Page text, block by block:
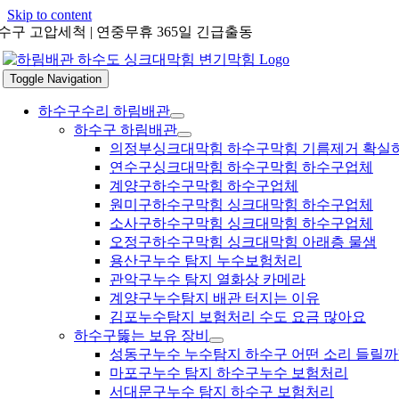
Skip to content
구 고압세척 | 연중무휴 365일 긴급출동
Toggle Navigation
하수구수리 하림배관
하수구 하림배관
의정부싱크대막힘 하수구막힘 기름제거 확실
연수구싱크대막힘 하수구막힘 하수구업체
계양구하수구막힘 하수구업체
원미구하수구막힘 싱크대막힘 하수구업체
소사구하수구막힘 싱크대막힘 하수구업체
오정구하수구막힘 싱크대막힘 아래층 물샘
용산구누수 탐지 누수보험처리
관악구누수 탐지 열화상 카메라
계양구누수탐지 배관 터지는 이유
김포누수탐지 보험처리 수도 요금 많아요
하수구뚫는 보유 장비
성동구누수 누수탐지 하수구 어떤 소리 들릴까
마포구누수 탐지 하수구누수 보험처리
서대문구누수 탐지 하수구 보험처리